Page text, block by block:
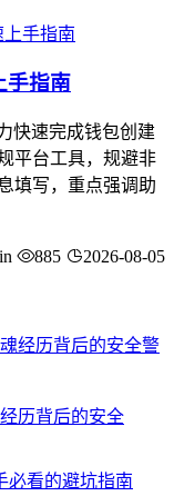
手指南
快速完成钱包创建
平台工具，规避非
填写，重点强调助
885 2026-08-05
历背后的安全